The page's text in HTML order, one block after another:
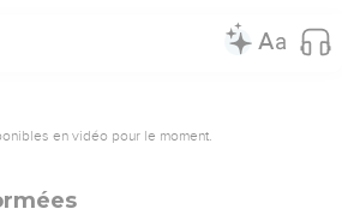
en vidéo pour le moment.